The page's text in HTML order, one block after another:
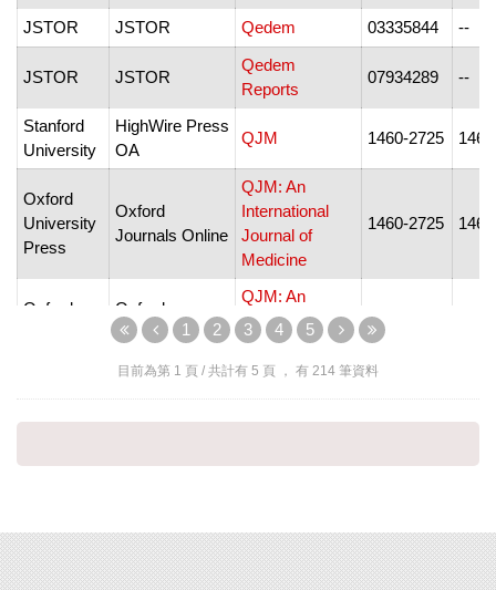
JSTOR JSTOR Qedem 03335844 --
JSTOR JSTOR
Qedem
Reports
07934289 --
Stanford
University
HighWire Press
OA
QJM 1460-2725
Oxford
University
Press
Oxford
Journals Online
QJM: An
International
Journal of
Medicine
1460-2725
Oxford
Oxford
Journals Online
QJM: An
International
Journal of
Medicine
1460-2725
Thomson
Westlaw
QLR 1073-8606
Hein Hein Online QLR --
--
University
Press
Core
Discovery
--
1 2 3 4 5
目前為第 1 頁 / 共計有 5 頁 ， 有 214 筆資料